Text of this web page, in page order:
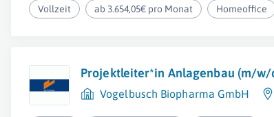
Vollzeit ab 3.654,05€ pro Monat Homeoffice
Projektleiter*in Anlagenbau (m/w/
Vogelbusch Biopharma GmbH